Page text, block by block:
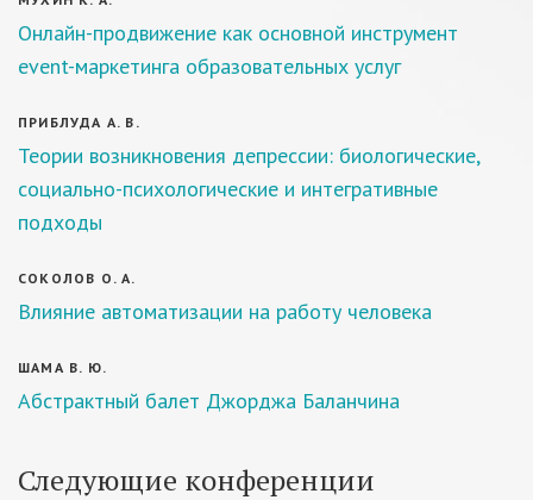
Онлайн-продвижение как основной инструмент
event-маркетинга образовательных услуг
ПРИБЛУДА А. В.
Теории возникновения депрессии: биологические,
социально-психологические и интегративные
подходы
СОКОЛОВ О. А.
Влияние автоматизации на работу человека
ШАМА В. Ю.
Абстрактный балет Джорджа Баланчина
Следующие конференции